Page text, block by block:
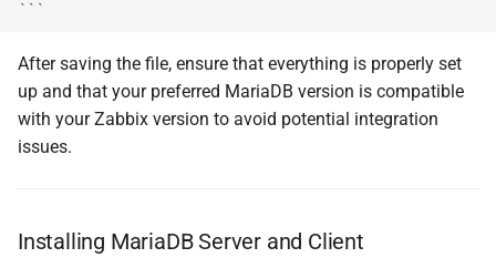
After saving the file, ensure that everything is properly set
up and that your preferred MariaDB version is compatible
with your Zabbix version to avoid potential integration
issues.
Installing MariaDB Server and Client